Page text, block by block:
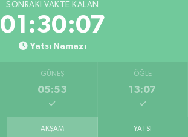
SONRAKI VAKTE KALAN
01:30:07
Yatsı Namazı
GÜNEŞ
05:53
ÖĞLE
13:07
AKŞAM YATSI